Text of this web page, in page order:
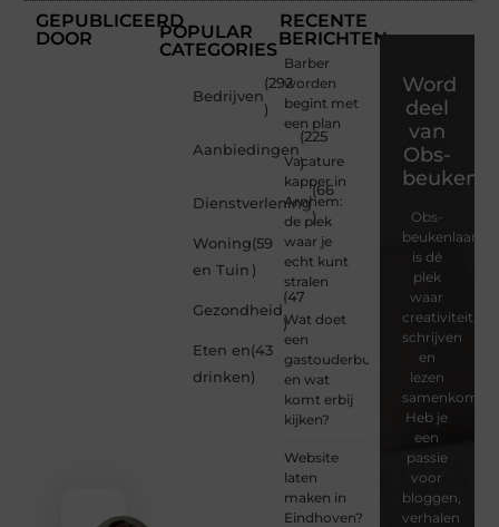
GEPUBLICEERD
DOOR
POPULAR
CATEGORIES
Bedrijven
(292
)
Aanbiedingen
(225
)
Dienstverlening
(66
)
Woning
en Tuin
(59
)
Gezondheid
(47
)
Eten en
drinken
(43
)
RECENTE
BERICHTEN
Barber
worden
begint met
een plan
Vacature
kapper in
Arnhem:
de plek
waar je
echt kunt
stralen
Wat doet
een
gastouderbureau
en wat
komt erbij
kijken?
Website
laten
maken in
Eindhoven?
Word
deel
van
Obs-
Obs-
beukenlaan.nl
is dé
plek
waar
creativiteit,
schrijven
en
lezen
samenkomen.
Heb je
een
passie
voor
bloggen,
verhalen